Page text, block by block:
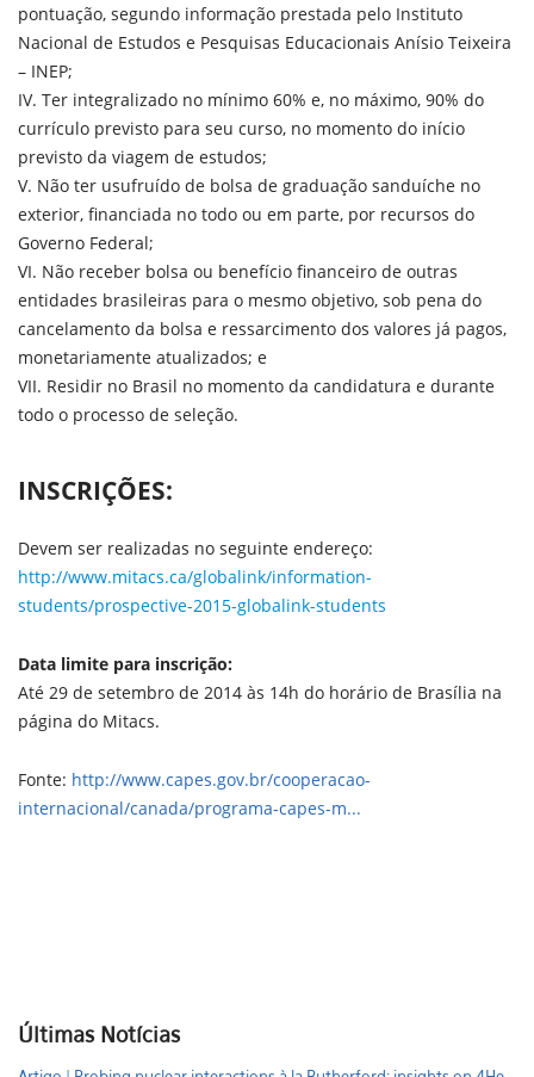
pontuação, segundo informação prestada pelo Instituto
Nacional de Estudos e Pesquisas Educacionais Anísio Teixeira
– INEP;
IV. Ter integralizado no mínimo 60% e, no máximo, 90% do
currículo previsto para seu curso, no momento do início
previsto da viagem de estudos;
V. Não ter usufruído de bolsa de graduação sanduíche no
exterior, financiada no todo ou em parte, por recursos do
Governo Federal;
VI. Não receber bolsa ou benefício financeiro de outras
entidades brasileiras para o mesmo objetivo, sob pena do
cancelamento da bolsa e ressarcimento dos valores já pagos,
monetariamente atualizados; e
VII. Residir no Brasil no momento da candidatura e durante
todo o processo de seleção.
INSCRIÇÕES:
Devem ser realizadas no seguinte endereço:
http://www.mitacs.ca/globalink/information-
students/prospective-2015-globalink-students
Data limite para inscrição:
Até 29 de setembro de 2014 às 14h do horário de Brasília na
página do Mitacs.
Fonte: http://www.capes.gov.br/cooperacao-
internacional/canada/programa-capes-m...
Últimas Notícias